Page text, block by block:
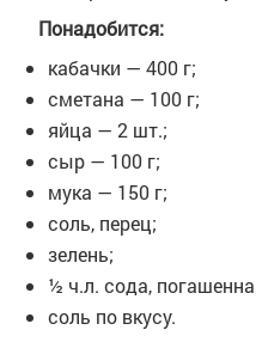
Понадобится:
кабачки — 400 г;
сметана — 100 г;
яйца — 2 шт.;
сыр — 100 г;
мука — 150 г;
соль, перец;
зелень;
½ ч.л. сода,
соль по вкусу.